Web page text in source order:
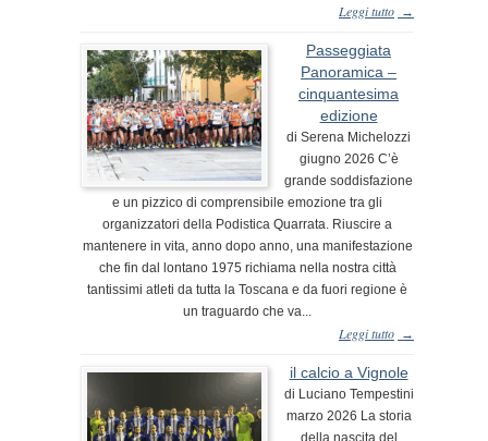
Leggi tutto →
Passeggiata
Panoramica –
cinquantesima
edizione
di Serena Michelozzi
giugno 2026 C’è
grande soddisfazione
e un pizzico di comprensibile emozione tra gli
organizzatori della Podistica Quarrata. Riuscire a
mantenere in vita, anno dopo anno, una manifestazione
che fin dal lontano 1975 richiama nella nostra città
tantissimi atleti da tutta la Toscana e da fuori regione è
un traguardo che va...
Leggi tutto →
il calcio a Vignole
di Luciano Tempestini
marzo 2026 La storia
della nascita del